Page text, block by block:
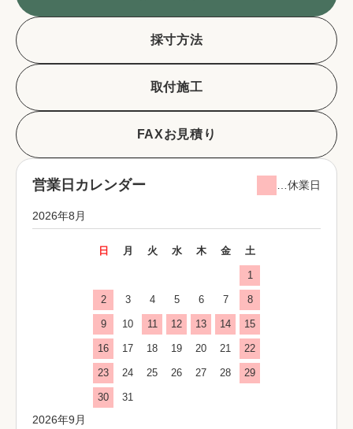
採寸方法
取付施工
FAXお見積り
営業日カレンダー …休業日
2026年8月
日 月 火 水 木 金 土
1
2 3 4 5 6 7 8
9 10 11 12 13 14 15
16 17 18 19 20 21 22
23 24 25 26 27 28 29
30 31
2026年9月